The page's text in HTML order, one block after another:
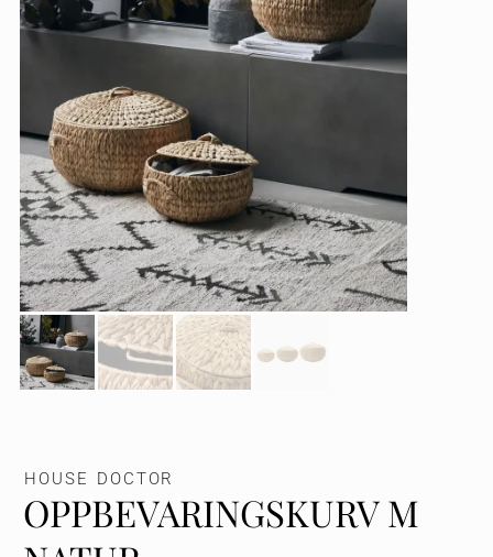
HOUSE DOCTOR
OPPBEVARINGSKURV M